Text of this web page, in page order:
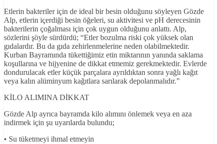
Etlerin bakteriler için de ideal bir besin olduğunu söyleyen Gözde
Alp, etlerin içerdiği besin öğeleri, su aktivitesi ve pH derecesinin
bakterilerin çoğalması için çok uygun olduğunu anlattı. Alp,
sözlerini şöyle sürdürdü; “Etler bozulma riski çok yüksek olan
gıdalardır. Bu da gıda zehirlenmelerine neden olabilmektedir.
Kurban Bayramında tükettiğimiz etin miktarının yanında saklama
koşullarına ve hijyenine de dikkat etmemiz gerekmektedir. Evlerde
dondurulacak etler küçük parçalara ayrıldıktan sonra yağlı kağıt
veya kalın alüminyum kağıtlara sarılarak depolanmalıdır.”
KİLO ALIMINA DİKKAT
Gözde Alp ayrıca bayramda kilo alımını önlemek veya en aza
indirmek için şu uyarılarda bulundu;
• Su tüketmeyi ihmal etmeyin